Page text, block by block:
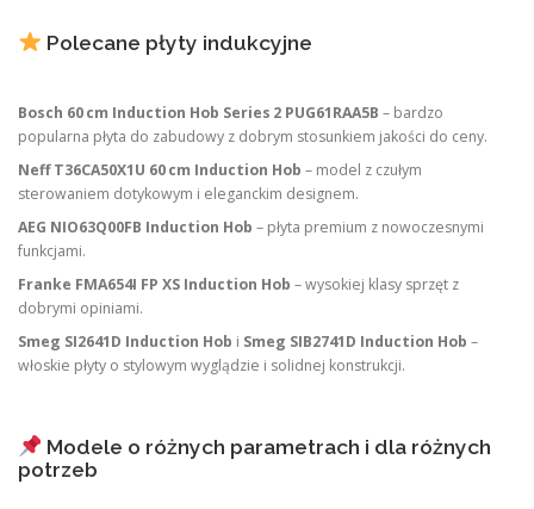
Polecane płyty indukcyjne
Bosch 60 cm Induction Hob Series 2 PUG61RAA5B – bardzo
popularna płyta do zabudowy z dobrym stosunkiem jakości do ceny.
Neff T36CA50X1U 60 cm Induction Hob – model z czułym
sterowaniem dotykowym i eleganckim designem.
AEG NIO63Q00FB Induction Hob – płyta premium z nowoczesnymi
funkcjami.
Franke FMA654I FP XS Induction Hob – wysokiej klasy sprzęt z
dobrymi opiniami.
Smeg SI2641D Induction Hob i Smeg SIB2741D Induction Hob –
włoskie płyty o stylowym wyglądzie i solidnej konstrukcji.
Modele o różnych parametrach i dla różnych
potrzeb